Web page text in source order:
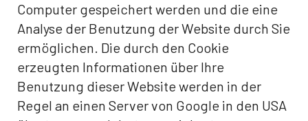
Computer gespeichert werden und die eine
Analyse der Benutzung der Website durch Sie
ermöglichen. Die durch den Cookie
erzeugten Informationen über Ihre
Benutzung dieser Website werden in der
Regel an einen Server von Google in den USA